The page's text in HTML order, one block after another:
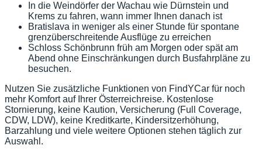
In die Weindörfer der Wachau wie Dürnstein und
Krems zu fahren, wann immer Ihnen danach ist
Bratislava in weniger als einer Stunde für spontane
grenzüberschreitende Ausflüge zu erreichen
Schloss Schönbrunn früh am Morgen oder spät am
Abend ohne Einschränkungen durch Busfahrpläne zu
besuchen.
Nutzen Sie zusätzliche Funktionen von FindYCar für noch
mehr Komfort auf Ihrer Österreichreise. Kostenlose
Stornierung, keine Kaution, Versicherung (Full Coverage,
CDW, LDW), keine Kreditkarte, Kindersitzerhöhung,
Barzahlung und viele weitere Optionen stehen täglich zur
Auswahl.